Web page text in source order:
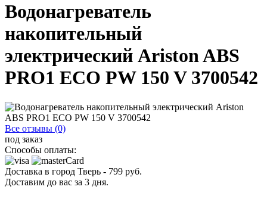
Водонагреватель
накопительный
электрический Ariston ABS
PRO1 ECO PW 150 V 3700542
Все отзывы (0)
под заказ
Способы оплаты:
Доставка в город Тверь - 799 руб.
Доставим до вас за 3 дня.